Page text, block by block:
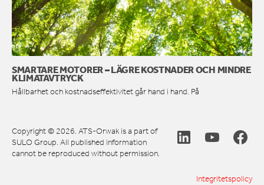
SMARTARE MOTORER – LÄGRE KOSTNADER OCH MINDRE
KLIMATAVTRYCK
Hållbarhet och kostnadseffektivitet går hand i hand. På
Copyright © 2026. ATS-Orwak is a part of
SULO Group. All published information
cannot be reproduced without permission.
Integritetspolicy